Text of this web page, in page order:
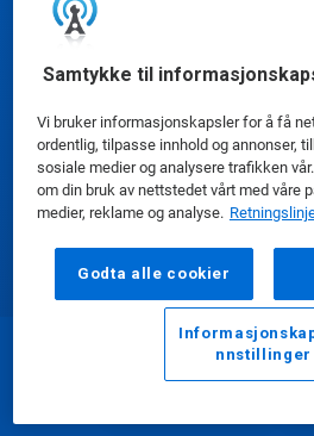
Samtykke til
Vi bruker informasjonskapsler for å få
ordentlig, tilpasse innhold og annonser,
sosiale medier og analysere trafikken
om din bruk av nettstedet vårt med våre
medier, reklame og analyse.
Godta alle cookier
nnstillinger
Ta
Cookie
E-post